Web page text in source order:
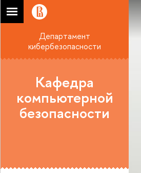
Департамент
кибербезопасности
Кафедра
компьютерной
безопасности